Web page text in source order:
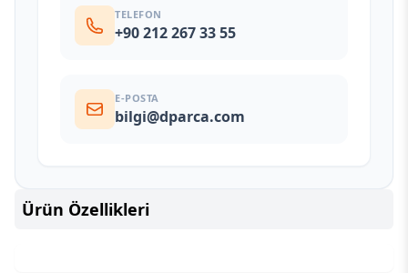
TELEFON
+90 212 267 33 55
E-POSTA
bilgi@dparca.com
Ürün Özellikleri